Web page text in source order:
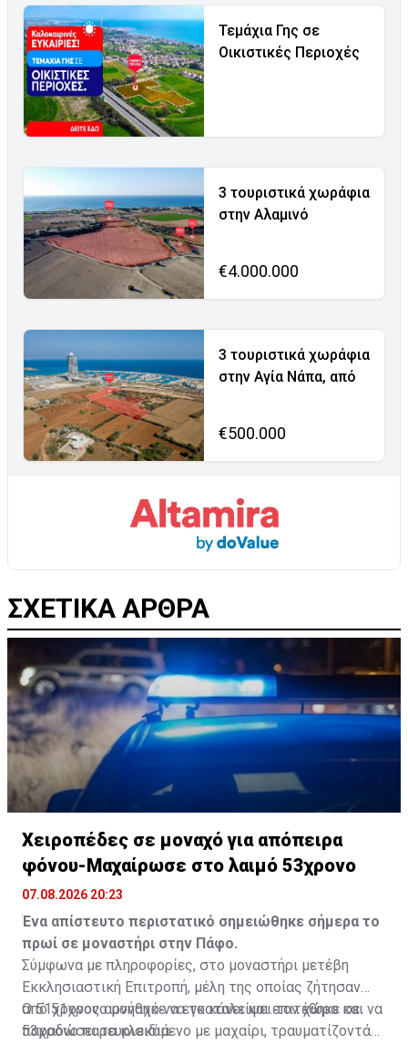
Τεμάχια Γης σε
Οικιστικές Περιοχές
3 τουριστικά χωράφια
στην Αλαμινό
€4.000.000
3 τουριστικά χωράφια
στην Αγία Νάπα, από
€500.000
ΣΧΕΤΙΚΑ ΑΡΘΡΑ
Χειροπέδες σε μοναχό για απόπειρα
φόνου-Μαχαίρωσε στο λαιμό 53χρονο
07.08.2026 20:23
Ένα απίστευτο περιστατικό σημειώθηκε σήμερα το
πρωί σε μοναστήρι στην Πάφο.
Σύμφωνα με πληροφορίες, στο μοναστήρι μετέβη
Εκκλησιαστική Επιτροπή, μέλη της οποίας ζήτησαν
από 51χρονο μοναχό να εγκαταλείψει τον χώρο και να
παραδώσει τα κλειδιά.
Ο 51χρονος αρνήθηκε να το κάνει και επιτέθηκε σε
53χρονο παρευρισκόμενο με μαχαίρι, τραυματίζοντάς